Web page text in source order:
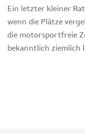
Ein letzter kleiner
wenn die Plätze
die motorsportfreie
bekanntlich ziemlich